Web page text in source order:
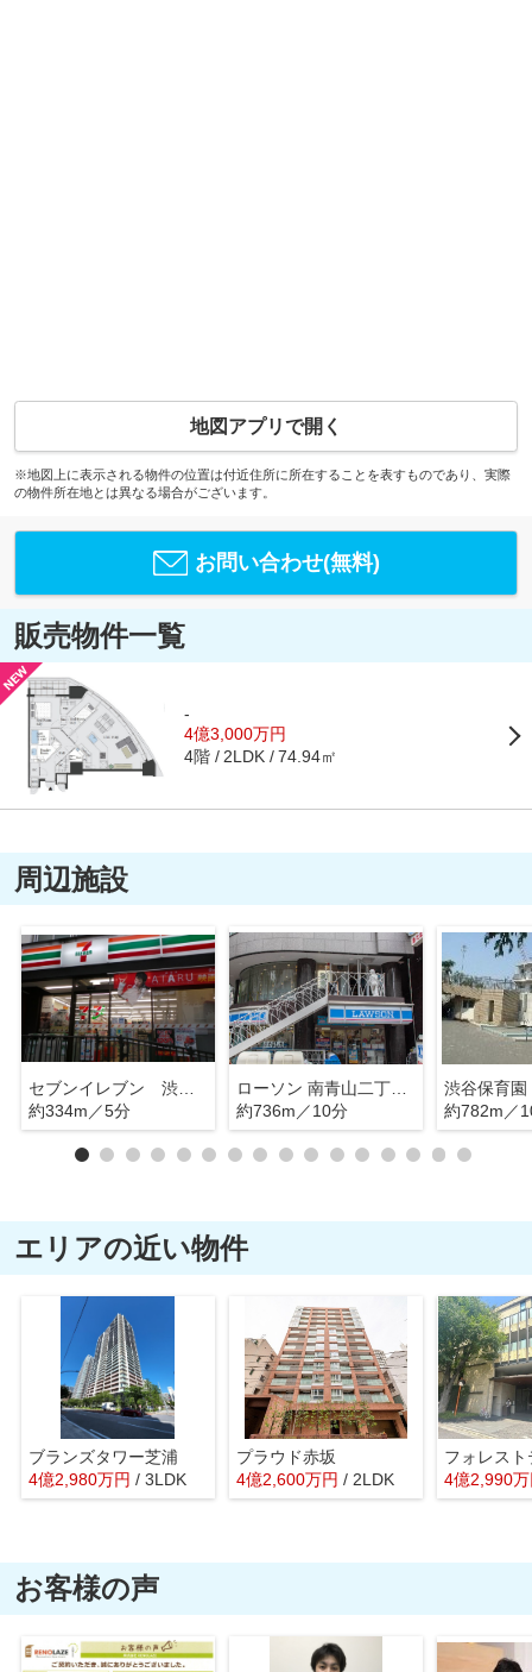
地図アプリで開く
※地図上に表示される物件の位置は付近住所に所在することを表すものであり、実際
の物件所在地とは異なる場合がございます。
お問い合わせ(無料)
販売物件一覧
-
4億3,000万円
4階 2LDK 74.94㎡
周辺施設
セブンイレブン 渋谷神宮前２丁目店
約334m／5分
ローソン 南青山二丁目店
約736m／10分
渋谷保育園
約782m／
エリアの近い物件
ブランズタワー芝浦
4億2,980万円 / 3LDK
プラウド赤坂
4億2,600万円 / 2LDK 4億2,990万
お客様の声